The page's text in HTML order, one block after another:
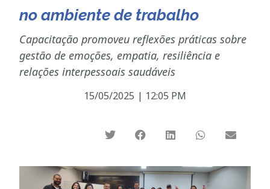
no ambiente de trabalho
Capacitação promoveu reflexões práticas sobre
gestão de emoções, empatia, resiliência e
relações interpessoais saudáveis
15/05/2025 | 12:05 PM